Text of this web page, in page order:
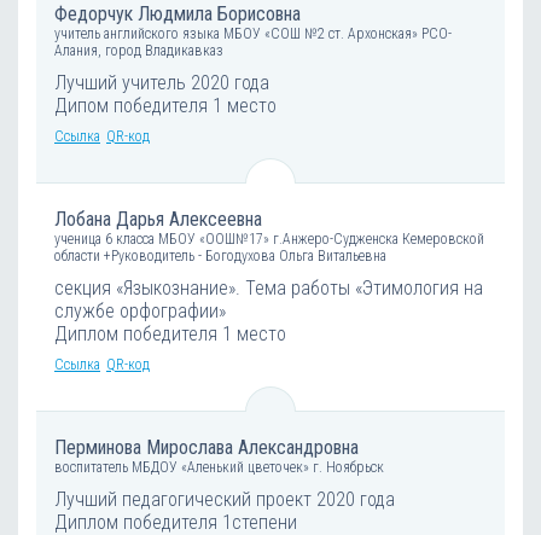
Федорчук Людмила Борисовна
учитель английского языка МБОУ «СОШ №2 ст. Архонская» РСО-
Алания, город Владикавказ
Лучший учитель 2020 года
Дипом победителя 1 место
Ссылка QR-код
Лобана Дарья Алексеевна
ученица 6 класса МБОУ «ООШ№17» г.Анжеро-Судженска Кемеровской
области +Руководитель - Богодухова Ольга Витальевна
секция «Языкознание». Тема работы «Этимология на
службе орфографии»
Диплом победителя 1 место
Ссылка QR-код
Перминова Мирослава Александровна
воспитатель МБДОУ «Аленький цветочек» г. Ноябрьск
Лучший педагогический проект 2020 года
Диплом победителя 1степени